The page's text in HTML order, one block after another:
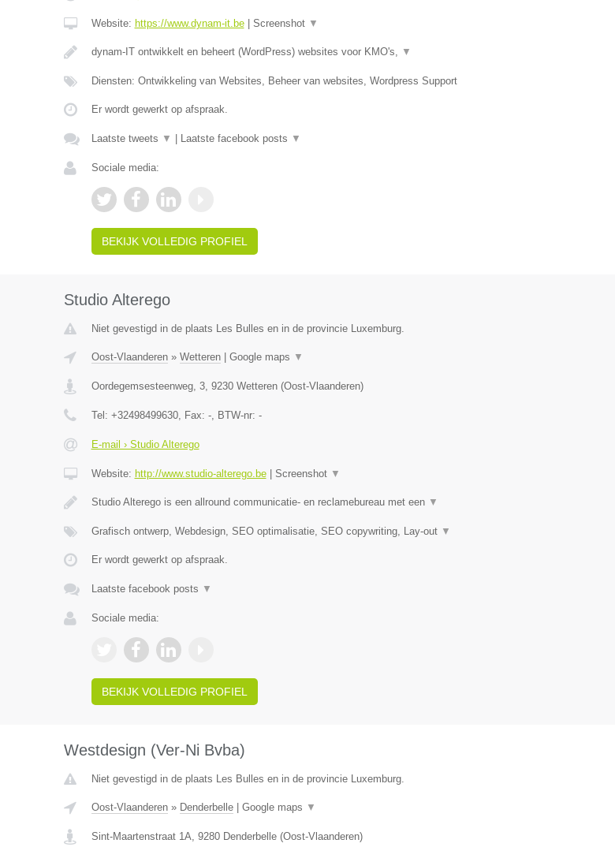
Website: https://www.dynam-it.be| Screenshot ▼
dynam-IT ontwikkelt en beheert (WordPress) websites voor KMO's, ▼
Diensten: Ontwikkeling van Websites, Beheer van websites, Wordpress Support
Er wordt gewerkt op afspraak.
Laatste tweets ▼ Laatste facebook posts ▼
Sociale media:
BEKIJK VOLLEDIG PROFIEL
Studio Alterego
Niet gevestigd in de plaats Les Bulles en in de provincie Luxemburg.
Oost-Vlaanderen» Wetteren| Google maps ▼
Oordegemsesteenweg, 3, 9230 Wetteren(Oost-Vlaanderen)
Tel: +32498499630, Fax: -, BTW-nr: -
E-mail › Studio Alterego
Website: http://www.studio-alterego.be| Screenshot ▼
Studio Alterego is een allround communicatie- en reclamebureau met een ▼
Grafisch ontwerp, Webdesign, SEO optimalisatie, SEO copywriting, Lay-out ▼
Er wordt gewerkt op afspraak.
Laatste facebook posts ▼
Sociale media:
BEKIJK VOLLEDIG PROFIEL
Westdesign (Ver-Ni Bvba)
Niet gevestigd in de plaats Les Bulles en in de provincie Luxemburg.
Oost-Vlaanderen» Denderbelle| Google maps ▼
Sint-Maartenstraat 1A, 9280 Denderbelle(Oost-Vlaanderen)